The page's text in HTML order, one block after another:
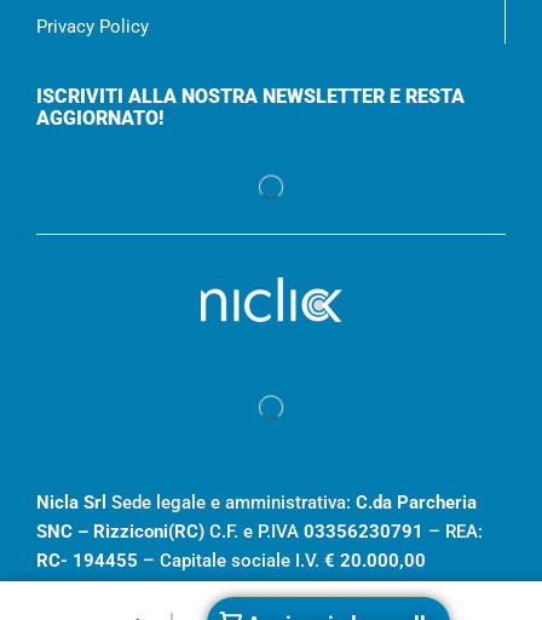
Privacy Policy
ISCRIVITI ALLA NOSTRA NEWSLETTER E RESTA
AGGIORNATO!
Nicla Srl Sede legale e amministrativa: C.da Parcheria
SNC – Rizziconi(RC) C.F. e P.IVA 03356230791 – REA:
RC- 194455 – Capitale sociale I.V. € 20.000,00